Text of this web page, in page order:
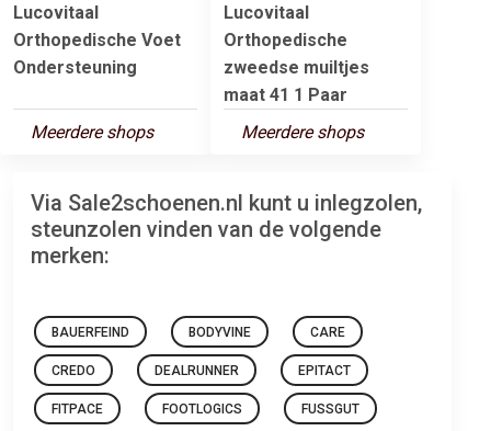
Lucovitaal
Orthopedische Voet
Ondersteuning
Meerdere shops
Lucovitaal
Orthopedische
zweedse muiltjes
maat 41 1 Paar
Meerdere shops
Via Sale2schoenen.nl kunt u inlegzolen,
steunzolen vinden van de volgende
merken:
BAUERFEIND BODYVINE CARE
CREDO DEALRUNNER EPITACT
FITPACE FOOTLOGICS FUSSGUT